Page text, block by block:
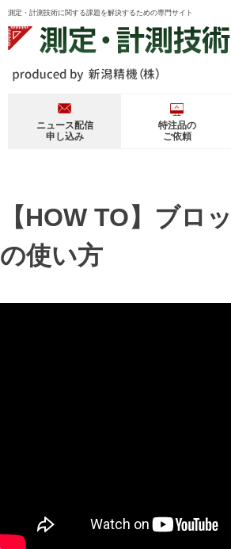
Skip
to
content
測定・計測技術に関する課題を解決するための専門サイト
ニュース配信
申し込み
特注品の
ご依頼
【HOW TO】ブロ
の使い方